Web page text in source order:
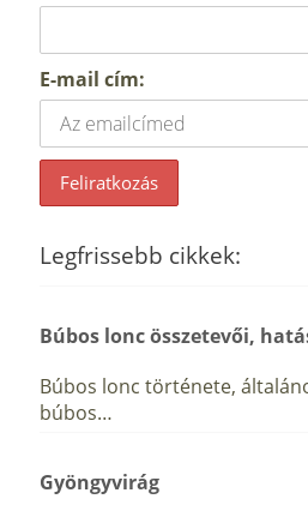
E-mail cím:
Legfrissebb cikkek:
Búbos lonc összetevői,
Búbos lonc története,
búbos…
Gyöngyvirág